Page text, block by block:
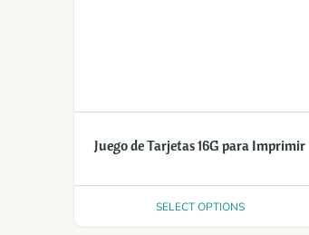
Juego de Tarjetas 16G para Imprimir
SELECT OPTIONS